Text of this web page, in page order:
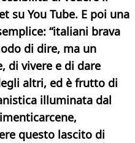
su You Tube. E poi una
“italiani brava
di dire, ma un
di vivere e di dare
altri, ed è frutto di
illuminata dal
questo lascito di